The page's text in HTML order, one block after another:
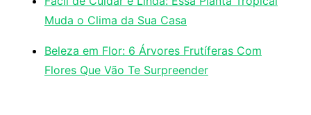
Muda o Clima da Sua Casa
Beleza em Flor: 6 Árvores Frutíferas Com
Flores Que Vão Te Surpreender